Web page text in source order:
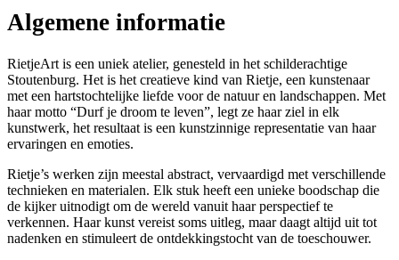
Algemene informatie
RietjeArt is een uniek atelier, genesteld in het schilderachtige
Stoutenburg. Het is het creatieve kind van Rietje, een kunstenaar
met een hartstochtelijke liefde voor de natuur en landschappen. Met
haar motto “Durf je droom te leven”, legt ze haar ziel in elk
kunstwerk, het resultaat is een kunstzinnige representatie van haar
ervaringen en emoties.
Rietje’s werken zijn meestal abstract, vervaardigd met verschillende
technieken en materialen. Elk stuk heeft een unieke boodschap die
de kijker uitnodigt om de wereld vanuit haar perspectief te
verkennen. Haar kunst vereist soms uitleg, maar daagt altijd uit tot
nadenken en stimuleert de ontdekkingstocht van de toeschouwer.